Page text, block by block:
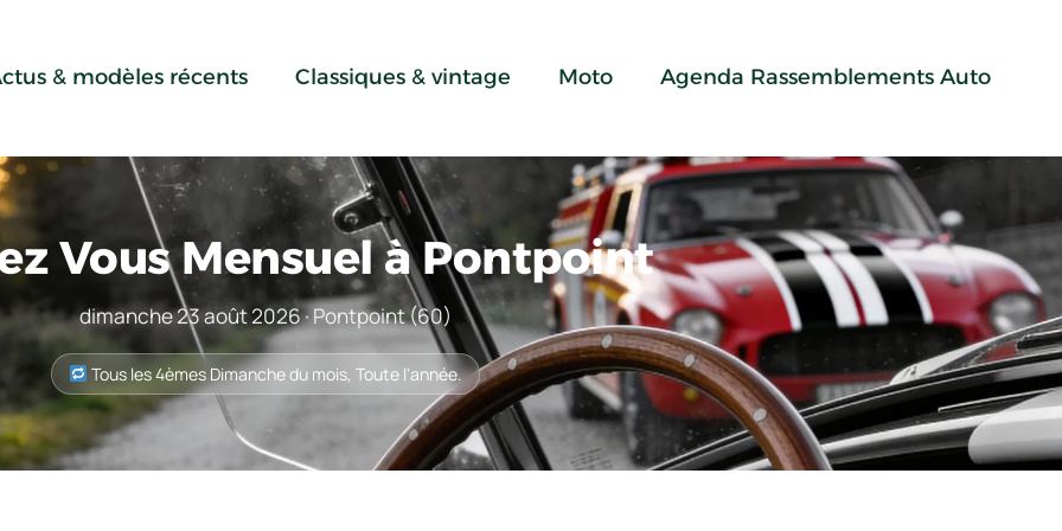
& modèles récents Classiques & vintage Moto Agenda Rassemblements Auto
Vous Mensuel à Pontpoint
dimanche 23 août 2026 · Pontpoint (60)
Tous les 4èmes Dimanche du mois, Toute l'année.